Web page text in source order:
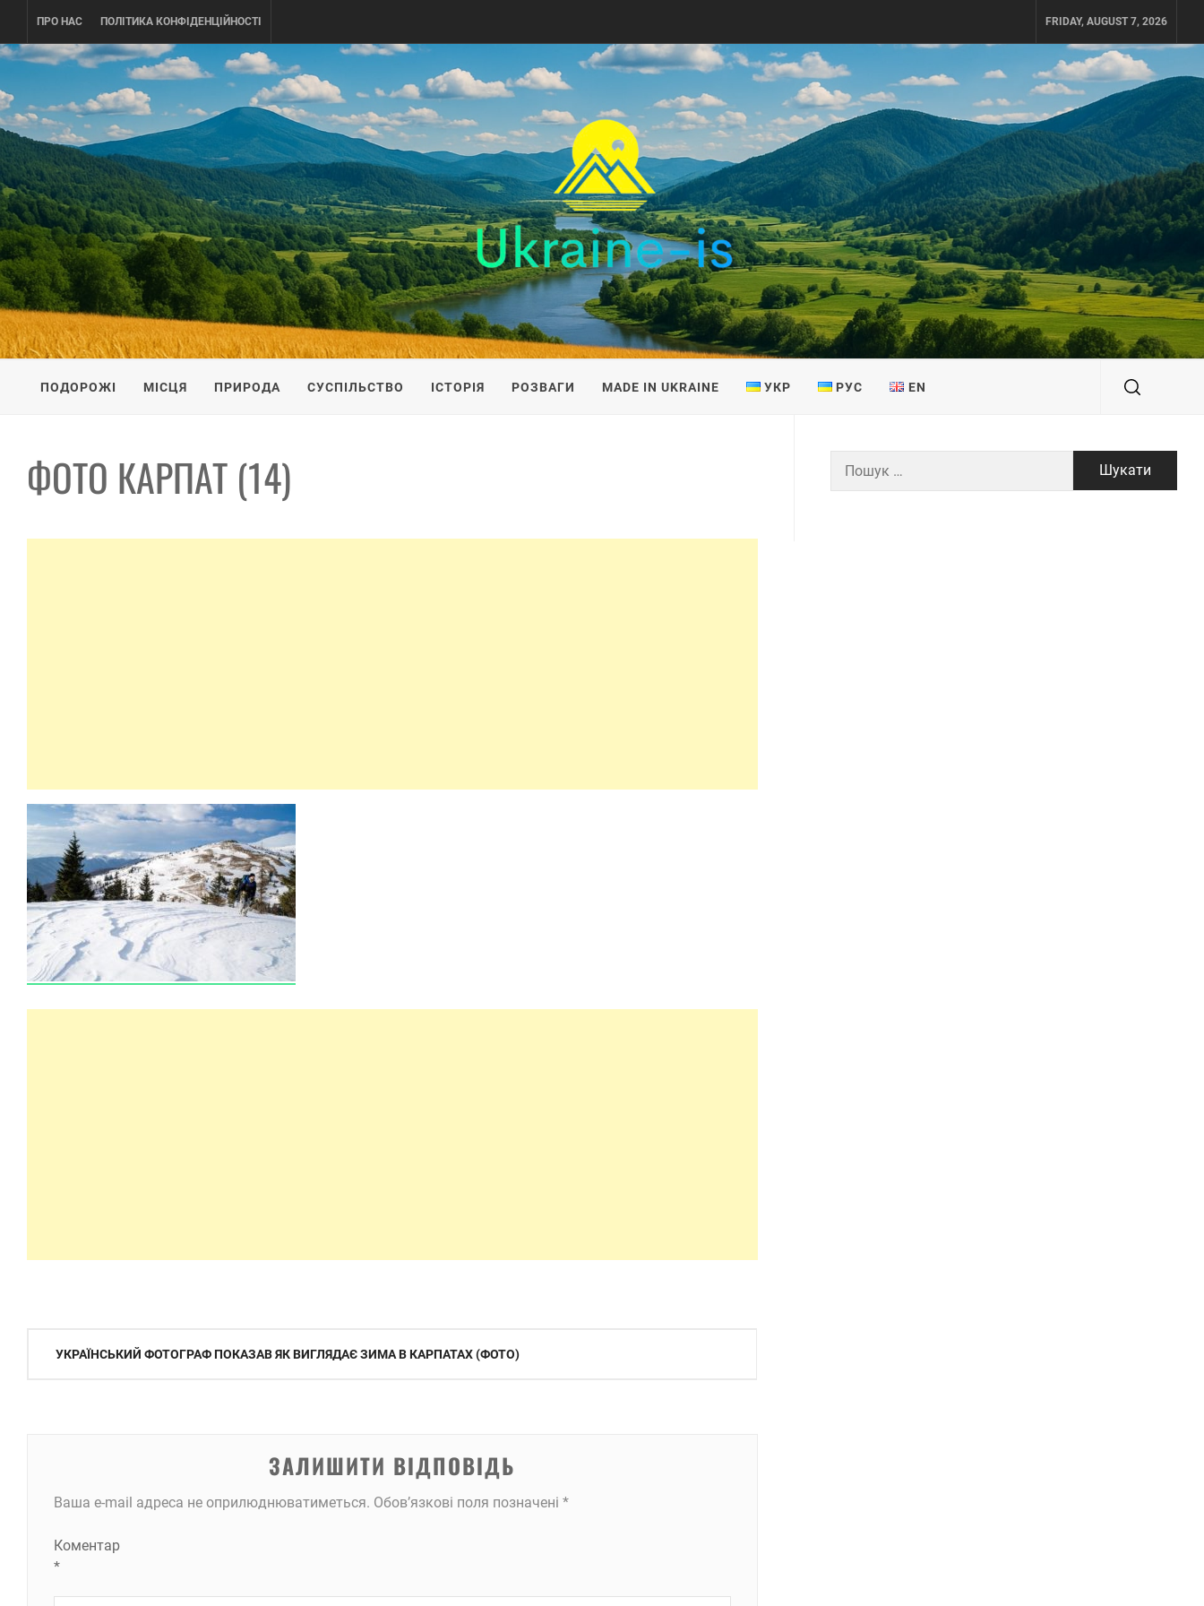
content
ПРО НАС ПОЛІТИКА КОНФІДЕНЦІЙНОСТІ FRIDAY, AUGUST 7, 2026
UKRAINE-IS
ПОДОРОЖI ПО УКРАЇНІ
ПОДОРОЖІ МІСЦЯ ПРИРОДА СУСПІЛЬСТВО ІСТОРІЯ РОЗВАГИ MADE IN UKRAINE УКР РУС EN
ФОТО КАРПАТ (14)
Навігація
УКРАЇНСЬКИЙ ФОТОГРАФ ПОКАЗАВ ЯК ВИГЛЯДАЄ ЗИМА В КАРПАТАХ (ФОТО)
ЗАЛИШИТИ ВІДПОВІДЬ
Ваша e-mail адреса не оприлюднюватиметься. Обов’язкові поля позначені *
Коментар
*